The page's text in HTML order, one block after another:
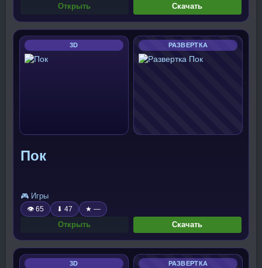
Открыть Скачать
3D РАЗВЕРТКА
Пок
🎮 Игры
👁 65 ⬇ 47 ★ —
Открыть Скачать
3D РАЗВЕРТКА